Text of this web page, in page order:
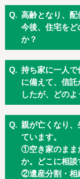
高齢となり、配
今後、住宅をど
か？
持ち家に一人
に備えて、信
したが、どの
親が亡くなり、
ています。
①空き家のまま
か。どこに相談
②遺産分割・相